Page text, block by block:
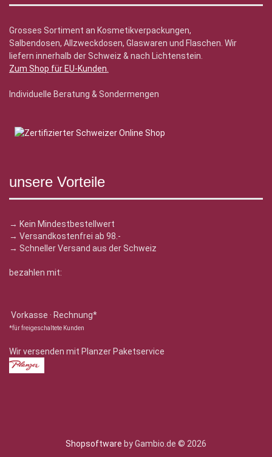
Grosses Sortiment an Kosmetikverpackungen,
Salbendosen, Allzweckdosen, Glaswaren und Flaschen. Wir
liefern innerhalb der Schweiz & nach Lichtenstein.
Zum Shop für EU-Kunden.
Individuelle Beratung & Sondermengen
unsere Vorteile
→ Kein Mindestbestellwert
→ Versandkostenfrei ab 98.-
→ Schneller Versand aus der Schweiz
bezahlen mit:
Vorkasse · Rechnung*
*für freigeschaltete Kunden
Wir versenden mit Planzer Paketservice
Shopsoftware by Gambio.de © 2026